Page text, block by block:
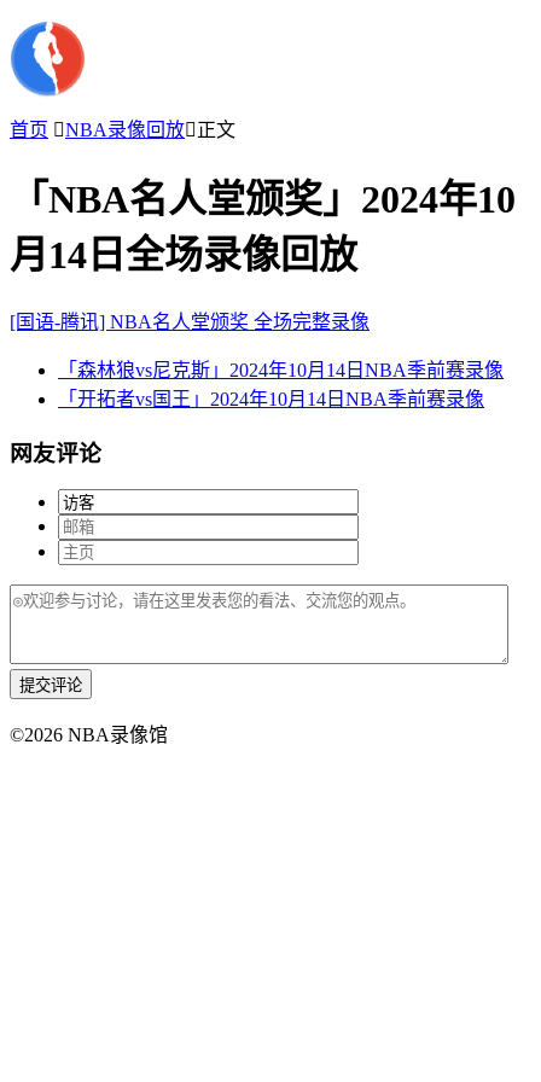
首页 NBA录像回放正文
「NBA名人堂颁奖」2024年10
月14日全场录像回放
[国语-腾讯] NBA名人堂颁奖 全场完整录像
「森林狼vs尼克斯」2024年10月14日NBA季前赛录像
「开拓者vs国王」2024年10月14日NBA季前赛录像
网友评论
提交评论
©2026 NBA录像馆